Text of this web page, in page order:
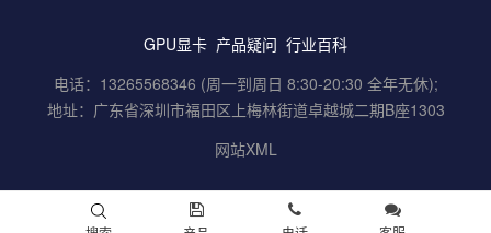
GPU显卡 产品疑问 行业百科
电话：13265568346 (周一到周日 8:30-20:30 全年无休);
地址：广东省深圳市福田区上梅林街道卓越城二期B座1303
网站XML